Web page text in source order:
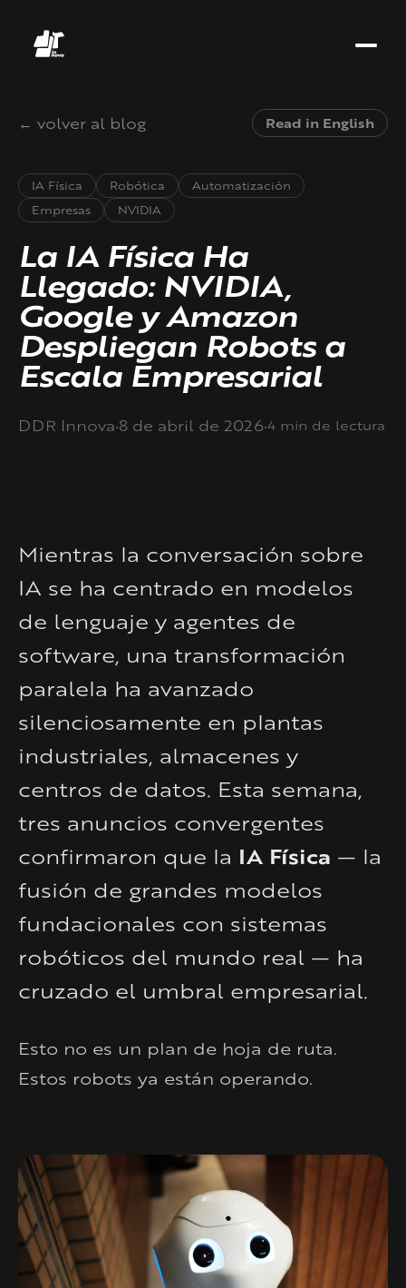
← volver al blog Read in English
IA Física Robótica
Automatización
Empresas
NVIDIA
La IA Física Ha
Llegado: NVIDIA,
Google y Amazon
Despliegan Robots a
Escala Empresarial
DDR Innova·8 de abril de 2026·4 min de lectura
Mientras la conversación sobre
IA se ha centrado en modelos
de lenguaje y agentes de
software, una transformación
paralela ha avanzado
silenciosamente en plantas
industriales, almacenes y
centros de datos. Esta semana,
tres anuncios convergentes
confirmaron que la IA Física — la
fusión de grandes modelos
fundacionales con sistemas
robóticos del mundo real — ha
cruzado el umbral empresarial.
Esto no es un plan de hoja de ruta.
Estos robots ya están operando.